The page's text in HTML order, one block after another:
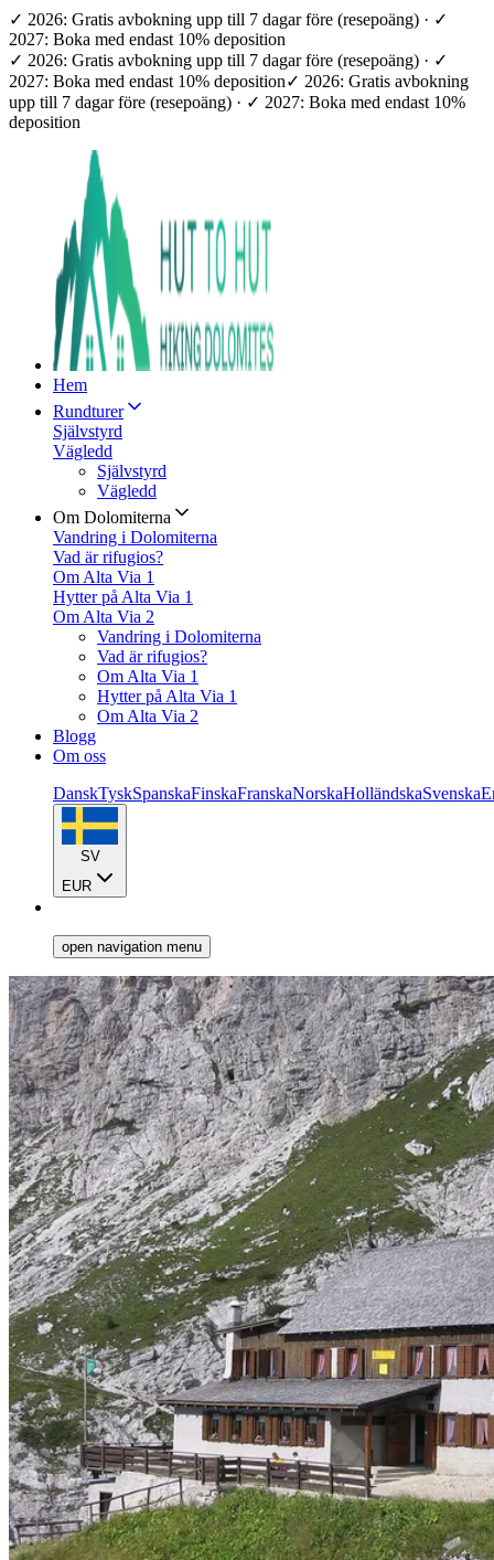
✓ 2026: Gratis avbokning upp till 7 dagar före (resepoäng) · ✓
2027: Boka med endast 10% deposition
✓ 2026: Gratis avbokning upp till 7 dagar före (resepoäng) · ✓
2027: Boka med endast 10% deposition✓ 2026: Gratis avbokning
upp till 7 dagar före (resepoäng) · ✓ 2027: Boka med endast 10%
deposition
Hem
Rundturer
Självstyrd
Vägledd
Självstyrd
Vägledd
Om Dolomiterna
Vandring i Dolomiterna
Vad är rifugios?
Om Alta Via 1
Hytter på Alta Via 1
Om Alta Via 2
Vandring i Dolomiterna
Vad är rifugios?
Om Alta Via 1
Hytter på Alta Via 1
Om Alta Via 2
Blogg
Om oss
DanskTyskSpanskaFinskaFranskaNorskaHolländskaSvenska
SV
EUR
open navigation menu